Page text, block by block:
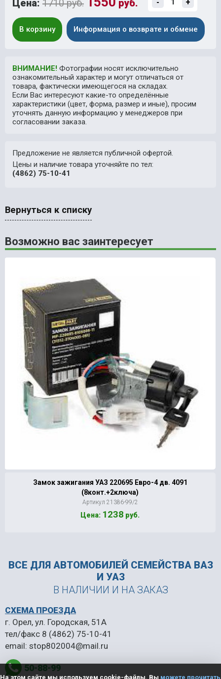
Цена: 1710 руб. руб. - +
В корзину Информация о возврате и обмене
ВНИМАНИЕ! Фотографии носят исключительно
ознакомительный характер и могут отличаться от
товара, фактически имеющегося на складах.
Если Вас интересуют какие-то определённые
характеристики (цвет, форма, размер и иные), просим
уточнять данную информацию у менеджеров при
согласовании заказа.
Предложение не является публичной офертой.
Цены и наличие товара уточняйте по тел:
(4862) 75-10-41
Вернуться к списку
Возможно вас заинтересует
Замок зажигания УАЗ 220695 Евро-4 дв. 4091
(8конт.+2ключа)
Артикул 21386-99/2
Цена: 1238 руб.
ВСЕ ДЛЯ АВТОМОБИЛЕЙ СЕМЕЙСТВА ВАЗ
И УАЗ
В НАЛИЧИИ И НА ЗАКАЗ
50-88-99
СХЕМА ПРОЕЗДА
г. Орел, ул. Городская, 51А
тел/факс 8 (4862) 75-10-41
email: stop802004@mail.ru
На этом сайте мы используем cookie-файлы. Вы можете прочитать